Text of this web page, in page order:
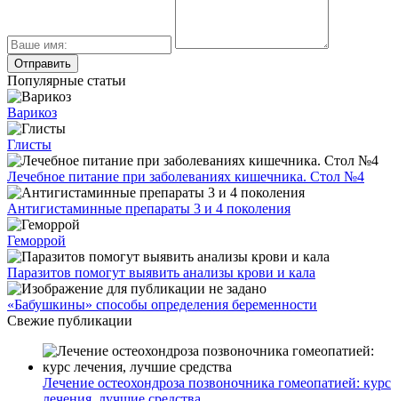
Популярные статьи
Варикоз
Глисты
Лечебное питание при заболеваниях кишечника. Стол №4
Антигистаминные препараты 3 и 4 поколения
Геморрой
Паразитов помогут выявить анализы крови и кала
«Бабушкины» способы определения беременности
Свежие публикации
Лечение остеохондроза позвоночника гомеопатией: курс